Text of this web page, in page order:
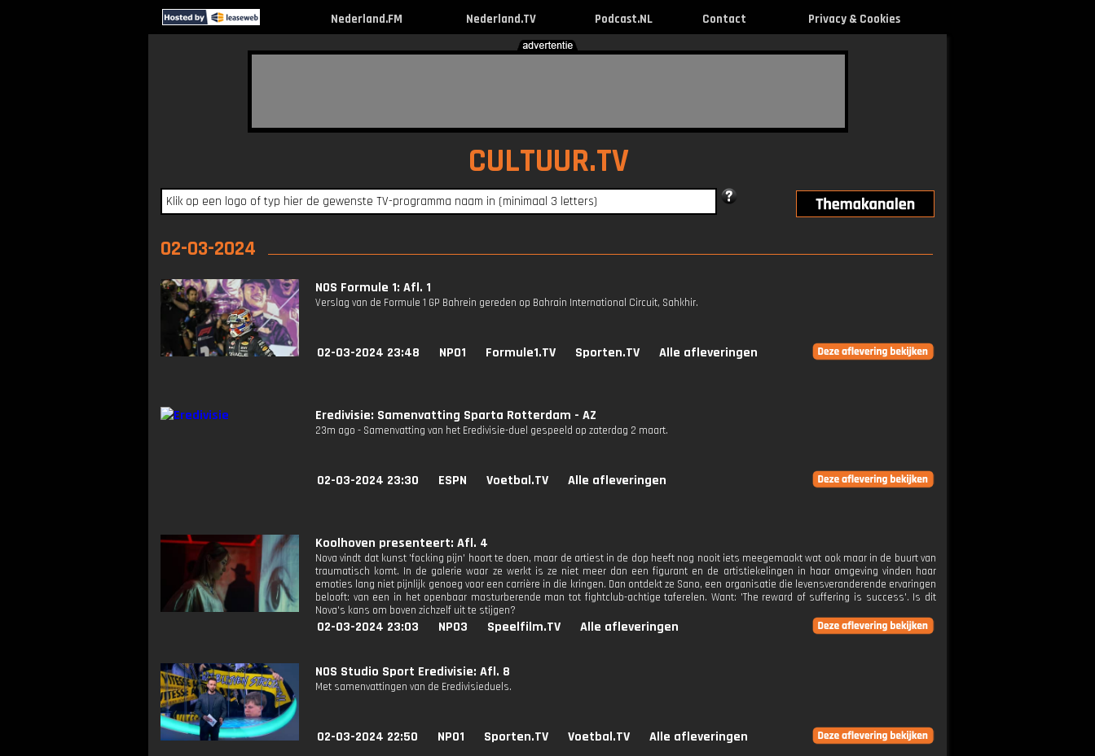
Nederland.FM Nederland.TV Podcast.NL Contact Privacy & Cookies
CULTUUR.TV
02-03-2024
NOS Formule 1: Afl. 1
Verslag van de Formule 1 GP Bahrein gereden op Bahrain International Circuit, Sahkhir.
02-03-2024 23:48 NPO1 Formule1.TV Sporten.TV Alle afleveringen
Eredivisie: Samenvatting Sparta Rotterdam - AZ
23m ago - Samenvatting van het Eredivisie-duel gespeeld op zaterdag 2 maart.
02-03-2024 23:30 ESPN Voetbal.TV Alle afleveringen
Koolhoven presenteert: Afl. 4
Nova vindt dat kunst 'focking pijn' hoort te doen, maar de artiest in de dop heeft nog nooit iets meegemaakt wat ook maar in de buurt van
traumatisch komt. In de galerie waar ze werkt is ze niet meer dan een figurant en de artistiekelingen in haar omgeving vinden haar
emoties lang niet pijnlijk genoeg voor een carrière in die kringen. Dan ontdekt ze Sano, een organisatie die levensveranderende ervaringen
belooft: van een in het openbaar masturberende man tot fightclub-achtige taferelen. Want: 'The reward of suffering is success'. Is dit
Nova's kans om boven zichzelf uit te stijgen?
02-03-2024 23:03 NPO3 Speelfilm.TV Alle afleveringen
NOS Studio Sport Eredivisie: Afl. 8
Met samenvattingen van de Eredivisieduels.
02-03-2024 22:50 NPO1 Sporten.TV Voetbal.TV Alle afleveringen